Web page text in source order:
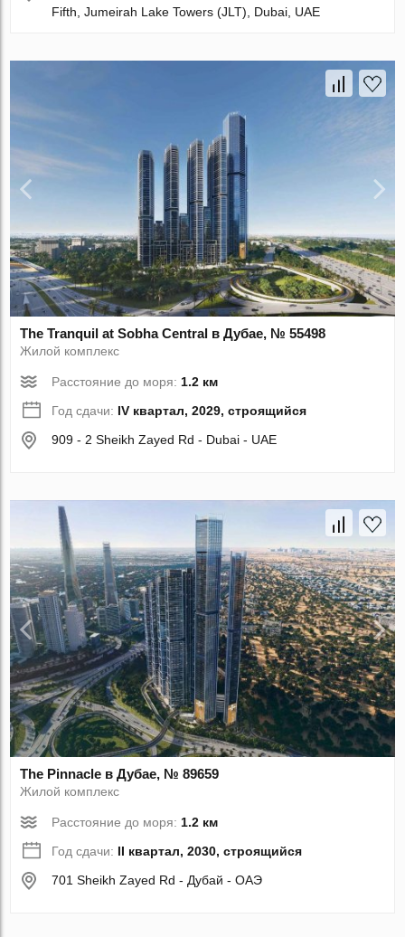
Fifth, Jumeirah Lake Towers (JLT), Dubai, UAE
The Tranquil at Sobha Central в Дубае, № 55498
Жилой комплекс
Расстояние до моря:1.2 км
Год сдачи: IV квартал, 2029, строящийся
909 - 2 Sheikh Zayed Rd - Dubai - UAE
The Pinnacle в Дубае, № 89659
Жилой комплекс
Расстояние до моря: 1.2 км
Год сдачи: II квартал, 2030, строящийся
701 Sheikh Zayed Rd - Дубай - ОАЭ